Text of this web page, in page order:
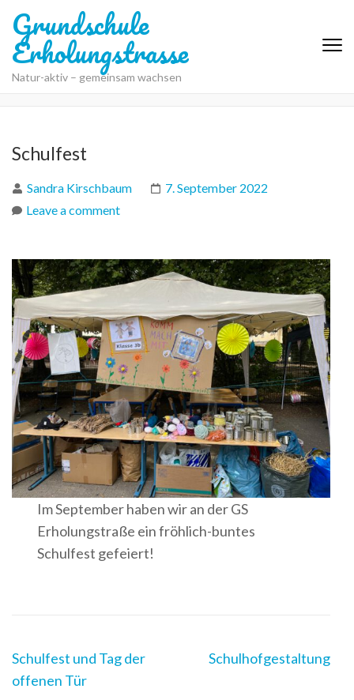
Grundschule
Erholungstrasse
Natur-aktiv – gemeinsam wachsen
Schulfest
Sandra Kirschbaum
7. September 2022
Leave a comment
Im September haben wir an der GS
Erholungstraße ein fröhlich-buntes
Schulfest gefeiert!
Post
Navigation
Schulfest und Tag der
offenen Tür
Schulhofgestaltung